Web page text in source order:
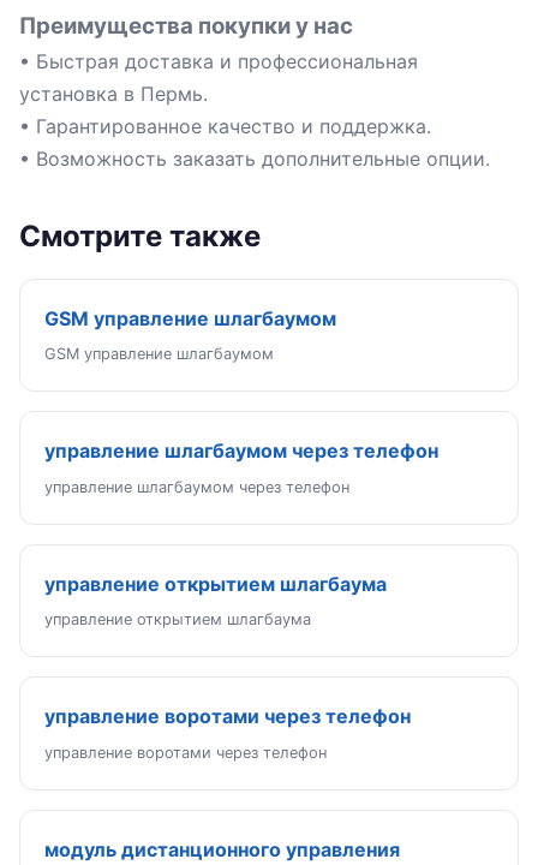
Преимущества покупки у нас
• Быстрая доставка и профессиональная
установка в Пермь.
• Гарантированное качество и поддержка.
• Возможность заказать дополнительные опции.
Смотрите также
GSM управление шлагбаумом
GSM управление шлагбаумом
управление шлагбаумом через телефон
управление шлагбаумом через телефон
управление открытием шлагбаума
управление открытием шлагбаума
управление воротами через телефон
управление воротами через телефон
модуль дистанционного управления